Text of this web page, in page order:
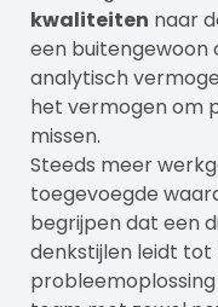
kwaliteiten naar
een buitengewoon
analytisch
het vermogen om
missen.
Steeds meer
toegevoegde
begrijpen dat een
denkstijlen leidt